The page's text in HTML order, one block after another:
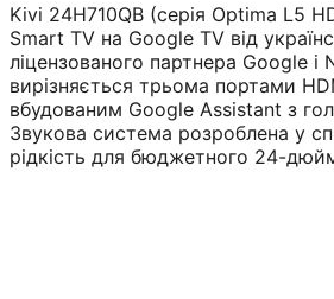
Kivi 24H710QB (серія Optima L5
Smart TV на Google TV від
ліцензованого партнера Google
вирізняється трьома портами
вбудованим Google Assistant з
Звукова система розроблена у
рідкість для бюджетного 24-